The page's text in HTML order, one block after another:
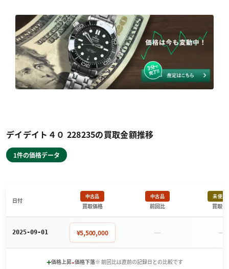
デイデイト４０ 228235の買取金額推移
1件の価格データ
日付
中古品
買取価格
中古品
前回比
未使用
買取価
2025-09-01 ¥5,500,000 － －
+価格上昇-価格下落※ 前回比は直前の記録日との比較です